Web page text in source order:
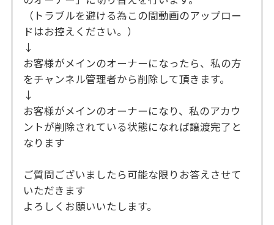
（トラブルを避ける為この間動画のアップロー
ドはお控えください。）
↓
お客様がメインのオーナーになったら、私の方
をチャンネル管理者から削除して頂きます。
↓
お客様がメインのオーナーになり、私のアカウ
ントが削除されている状態になれば譲渡完了と
なります
ご質問ございましたら可能な限りお答えさせて
いただきます
よろしくお願いいたします。